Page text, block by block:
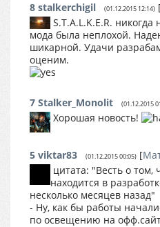
8 stalkerchigil (01.12.2015 12:14)
S.T.A.L.K.E.R.
мода была неплохой.
шикарной. Удачи
оценим.
7 Stalker_Monolit (01.12.2015
Хорошая новость!
5 viktar83 (01.12.2015 00:05) [
цитата: "Весть о том,
находится в
несколько месяцев назад"
- Ну, как бы работы
по освещению на